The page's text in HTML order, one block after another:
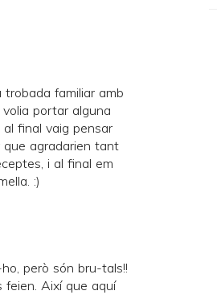
familiar amb
volia portar alguna
final vaig pensar
que agradarien tant
i al final em
. :)
però són bru-tals!!
feien. Així que aquí